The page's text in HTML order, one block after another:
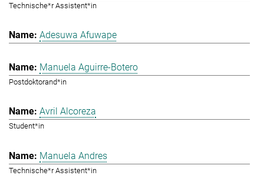
Technische*r Assistent*in
Adesuwa Afuwape
Manuela Aguirre-Botero
Postdoktorand*in
Avril Alcoreza
Student*in
Manuela Andres
Technische*r Assistent*in